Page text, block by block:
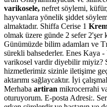
varikosele, nefret söylemi,
hayvanlara yönelik şiddet
almaktadır. Shiffa Cerise 1
olmak üzere günde 2 sefer
Günümüzde bilim adamları ve
sürekli bahsederler. Enes Kaya
varikosel vardir diyebilir miyiz?
hizmetlerimiz sizinle iletişime
aktarımı sağlaycaktır. İyi
Merhaba artiran mikrocerrahi
oturuyorum. E-posta Adresi:.